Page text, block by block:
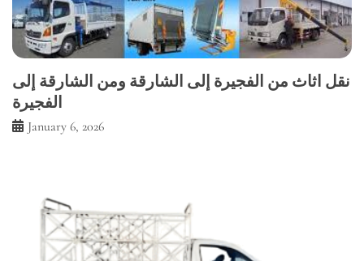
نقل اثاث من الفجيرة إلى الشارقة ومن الشارقة إلى
الفجيرة
January 6, 2026